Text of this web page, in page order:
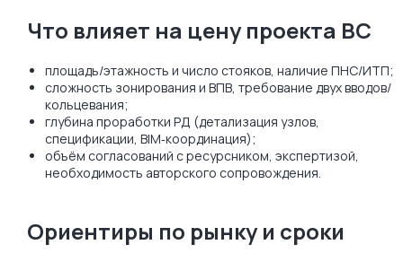
Что влияет на цену проекта ВС
площадь/этажность и число стояков, наличие ПНС/ИТП;
сложность зонирования и ВПВ, требование двух вводов/
кольцевания;
глубина проработки РД (детализация узлов,
спецификации, BIM‑координация);
объём согласований с ресурсником, экспертизой,
необходимость авторского сопровождения.
Ориентиры по рынку и сроки